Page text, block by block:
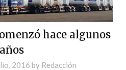
hace algunos
años
2016 by Redacción